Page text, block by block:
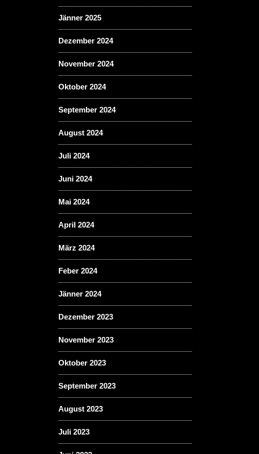
Jänner 2025
Dezember 2024
November 2024
Oktober 2024
September 2024
August 2024
Juli 2024
Juni 2024
Mai 2024
April 2024
März 2024
Feber 2024
Jänner 2024
Dezember 2023
November 2023
Oktober 2023
September 2023
August 2023
Juli 2023